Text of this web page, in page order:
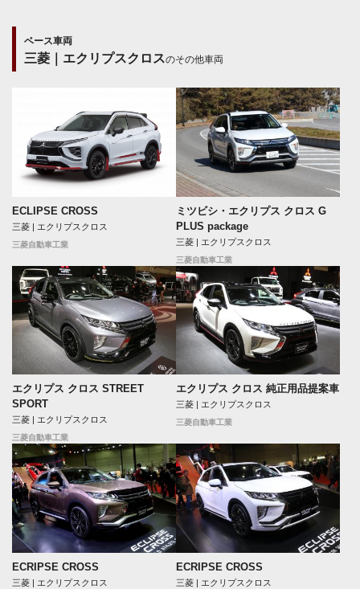
ベース車両
三菱｜エクリプスクロスのその他車両
ECLIPSE CROSS
三菱 | エクリプスクロス
三菱自動車工業
ミツビシ・エクリプス クロス G
PLUS package
三菱 | エクリプスクロス
三菱自動車工業
エクリプス クロス STREET
SPORT
三菱 | エクリプスクロス
三菱自動車工業
エクリプス クロス 純正用品提案車
三菱 | エクリプスクロス
三菱自動車工業
ECRIPSE CROSS
三菱 | エクリプスクロス
ECRIPSE CROSS
三菱 | エクリプスクロス